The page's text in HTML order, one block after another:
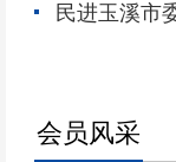
民进玉溪市
会员风采